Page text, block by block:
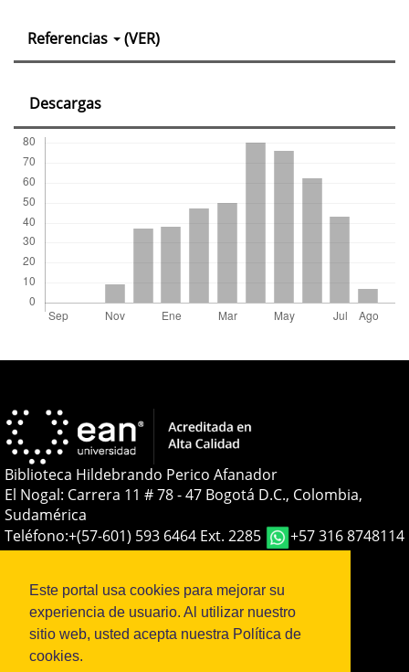
Este portal usa cookies para mejorar su
experiencia de usuario. Al utilizar nuestro
sitio web, usted acepta nuestra Política de
cookies.
Detalles
del
artículo
Referencias (VER)
Descargas
Biblioteca Hildebrando Perico Afanador
El Nogal: Carrera 11 # 78 - 47 Bogotá D.C., Colombia,
Sudamérica
Teléfono:+(57-601) 593 6464 Ext. 2285
+57 316 8748114
biblioteca@universidadean.edu.co
Sistema OJS - Metabiblioteca |